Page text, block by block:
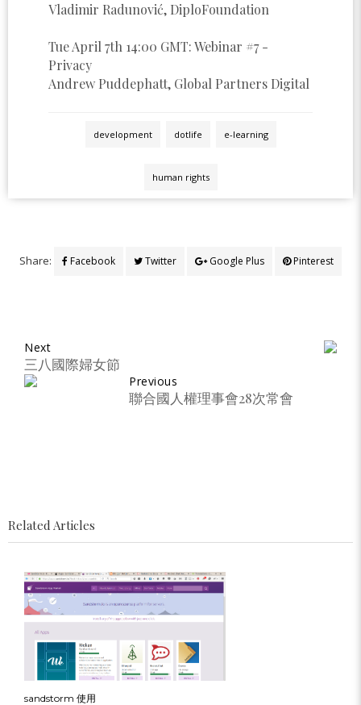
Vladimir Radunović, DiploFoundation
Tue April 7th 14:00 GMT: Webinar #7 -
Privacy
Andrew Puddephatt, Global Partners Digital
development dotlife e-learning
human rights
Share: Facebook Twitter Google Plus Pinterest
Next
三八國際婦女節
Previous
聯合國人權理事會28次常會
Related Articles
sandstorm 使用